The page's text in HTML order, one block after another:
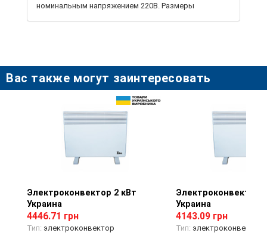
номинальным напряжением 220В. Размеры
Вас также могут заинтересовать
Просмотр товара
Электроконвектор 2 кВт
Украина
4446.71 грн
Тип: электроконвектор
Просмотр
Электроконвектор
Украина
4143.09 грн
Тип: электроконвектор